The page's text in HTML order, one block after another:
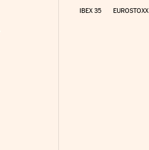
IBEX 35 EUROSTOXX